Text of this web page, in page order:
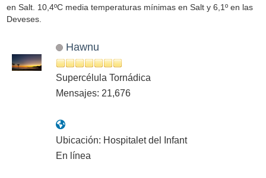
en Salt. 10,4ºC media temperaturas mínimas en Salt y 6,1º en las
Deveses.
Hawnu
Supercélula Tornádica
Mensajes: 21,676
Ubicación: Hospitalet del Infant
En línea